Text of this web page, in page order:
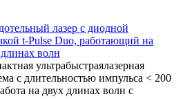
лазер с диодной
t-Pulse Duo, работающий на
волн
ультрабыстраялазерная
с длительностью импульса < 200
на двух длинах волн с